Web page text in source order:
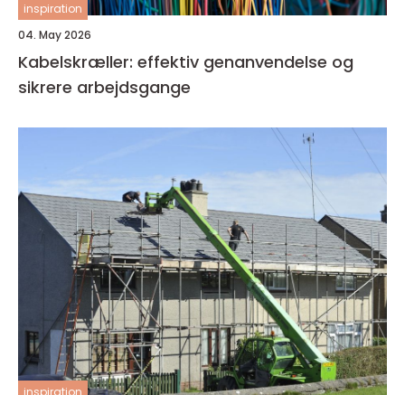
inspiration
04. May 2026
Kabelskræller: effektiv genanvendelse og
sikrere arbejdsgange